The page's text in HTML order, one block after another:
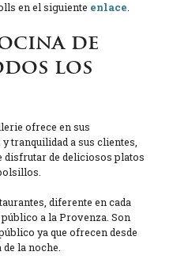
en el siguiente enlace
de
los
ofrece en sus
tranquilidad a sus clientes,
disfrutar de deliciosos platos
diferente en cada
a la Provenza. Son
ya que ofrecen desde
la noche.